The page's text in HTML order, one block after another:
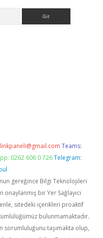
Teams:
0262 606 0 726 Telegram:
gereğince Bilgi Teknolojileri
bir Yer Sağlayıcı
sitedeki içerikleri proaktif
bulunmamaktadır.
sorumluluğunu taşımakta olup,